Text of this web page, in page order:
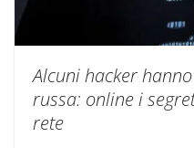
Alcuni hacker
russa: online i
rete